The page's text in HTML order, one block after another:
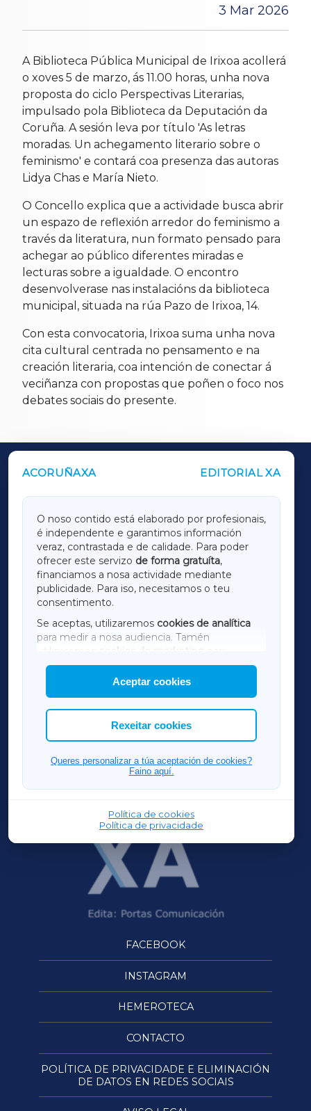
3 Mar 2026
A Biblioteca Pública Municipal de Irixoa acollerá
o xoves 5 de marzo, ás 11.00 horas, unha nova
proposta do ciclo Perspectivas Literarias,
impulsado pola Biblioteca da Deputación da
Coruña. A sesión leva por título 'As letras
moradas. Un achegamento literario sobre o
feminismo' e contará coa presenza das autoras
Lidya Chas e María Nieto.
O Concello explica que a actividade busca abrir
un espazo de reflexión arredor do feminismo a
través da literatura, nun formato pensado para
achegar ao público diferentes miradas e
lecturas sobre a igualdade. O encontro
desenvolverase nas instalacións da biblioteca
municipal, situada na rúa Pazo de Irixoa, 14.
Con esta convocatoria, Irixoa suma unha nova
cita cultural centrada no pensamento e na
creación literaria, coa intención de conectar á
veciñanza con propostas que poñen o foco nos
debates sociais do presente.
ACORUÑAXA EDITORIAL XA
O noso contido está elaborado por profesionais,
é independente e garantimos información
veraz, contrastada e de calidade. Para poder
ofrecer este servizo de forma gratuíta,
financiamos a nosa actividade mediante
publicidade. Para iso, necesitamos o teu
consentimento.
Se aceptas, utilizaremos cookies de analítica
para medir a nosa audiencia. Tamén
utilizaremos
cookies de marketing
mostrar publicidade de terceiros.
Así mesmo, podes personalizar a elección das
cookies que desexas permitir.
Aceptar cookies
Rexeitar cookies
Queres personalizar a túa aceptación de cookies?
Faino aquí.
Política de cookies
Política de privacidade
OUTROS PERIÓDICOS
LUGOXA
TERRACHAXA
AMARIÑAXA
RIBEIRASACRAXA
ACORUÑAXA
FERROLXA
OURENSEXA
FACEBOOK
INSTAGRAM
HEMEROTECA
CONTACTO
POLÍTICA DE PRIVACIDADE E ELIMINACIÓN
DE DATOS EN REDES SOCIAIS